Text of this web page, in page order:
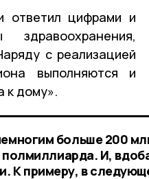
ответил цифрами и
с реализацией
выполняются и
к дому».
больше 200
И,
К примеру, в